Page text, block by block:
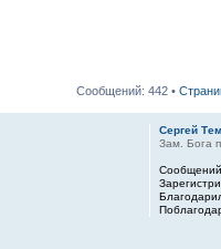
Сообщений: 442 •
Сергей
Зам. Бога